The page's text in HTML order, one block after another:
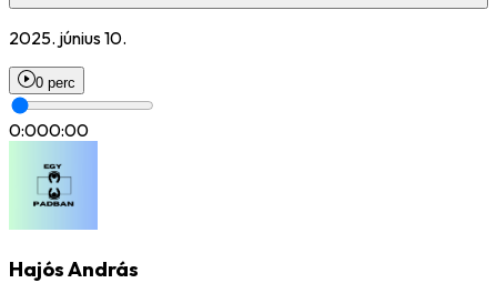
2025. június 10.
0 perc
0:000:00
Hajós András